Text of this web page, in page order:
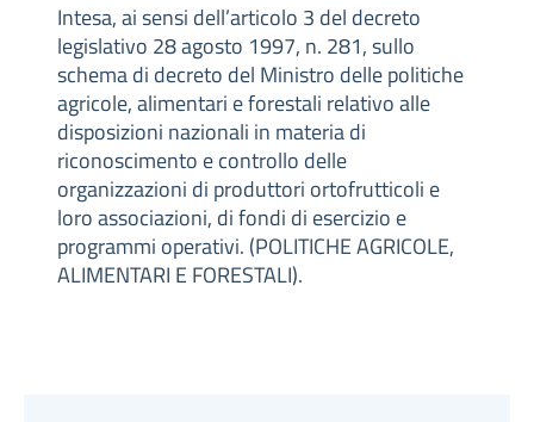
Intesa, ai sensi dell’articolo 3 del decreto
legislativo 28 agosto 1997, n. 281, sullo
schema di decreto del Ministro delle politiche
agricole, alimentari e forestali relativo alle
disposizioni nazionali in materia di
riconoscimento e controllo delle
organizzazioni di produttori ortofrutticoli e
loro associazioni, di fondi di esercizio e
programmi operativi. (POLITICHE AGRICOLE,
ALIMENTARI E FORESTALI).